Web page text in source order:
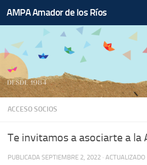
Saltar al contenido
AMPA Amador de los Ríos
ACCESO SOCIOS
Te invitamos a asociarte a la
PUBLICADA SEPTIEMBRE 2, 2022 · ACTUALIZADO